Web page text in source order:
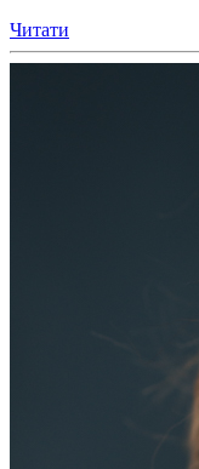
Читати